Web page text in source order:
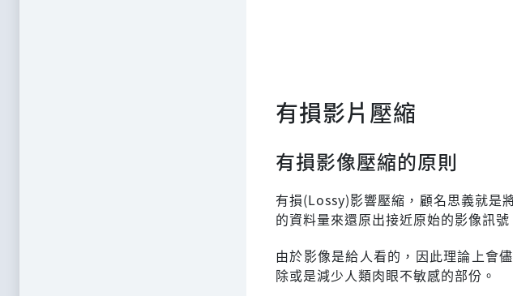
有損影片壓縮
有損影像壓縮的原則
有損(Lossy)影響壓縮，顧名思義就是
的資料量來還原出接近原始的影像訊
由於影像是給人看的，因此理論上會
除或是減少人類肉眼不敏感的部份。